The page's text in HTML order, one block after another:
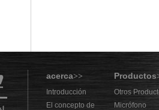
acerca>> Productos
Introducción
El concepto de
Otros
Micrófono